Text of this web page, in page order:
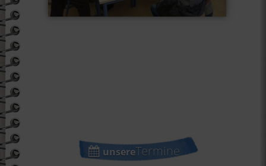
unsereTermine